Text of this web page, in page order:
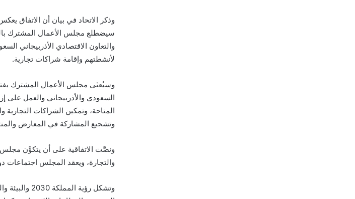
وذكر الاتحاد في بيان أن الاتفاق
سيضطلع مجلس الأعمال المشترك
والتعاون الاقتصادي الأذربيجاني
لأنشطتهم وإقامة شراكات تجارية.
وسيُعنَى مجلس الأعمال المشترك
السعودي والأذربيجاني والعمل على
المتاحة، وتمكين الشراكات التجارية
وتشجيع المشاركة في المعارض
ونصَّت الاتفاقية على أن يتكوَّن مجلس
والتجارة، ويعقد المجلس اجتماعات
وتشكل رؤية